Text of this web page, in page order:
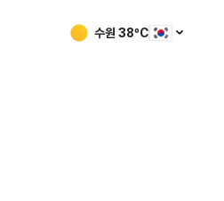
수원 38ºC